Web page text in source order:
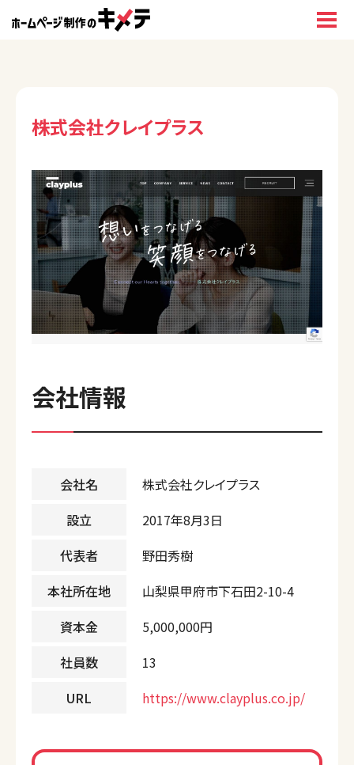
株式会社クレイプラス
会社情報
会社名
株式会社クレイプラス
設立
2017年8月3日
代表者
野田秀樹
本社所在地
⼭梨県甲府市下⽯⽥2-10-4
資本金
5,000,000円
社員数
13
URL
https://www.clayplus.co.jp/